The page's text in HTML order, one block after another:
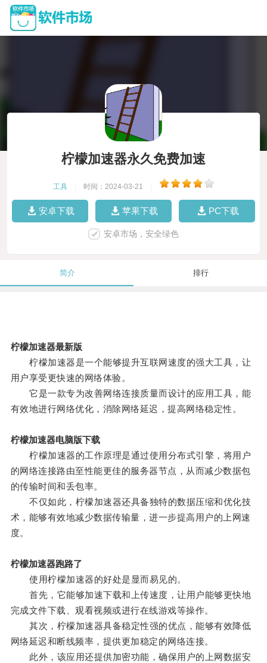
柠檬加速器永久免费加速
工具 时间：2024-03-21
安卓下载 苹果下载 PC下载
安卓市场，安全绿色
简介 排行
柠檬加速器最新版
柠檬加速器是一个能够提升互联网速度的强大工具，让
用户享受更快速的网络体验。
它是一款专为改善网络连接质量而设计的应用工具，能
有效地进行网络优化，消除网络延迟，提高网络稳定性。
柠檬加速器电脑版下载
柠檬加速器的工作原理是通过使用分布式引擎，将用户
的网络连接路由至性能更佳的服务器节点，从而减少数据包
的传输时间和丢包率。
不仅如此，柠檬加速器还具备独特的数据压缩和优化技
术，能够有效地减少数据传输量，进一步提高用户的上网速
度。
柠檬加速器跑路了
使用柠檬加速器的好处是显而易见的。
首先，它能够加速下载和上传速度，让用户能够更快地
完成文件下载、观看视频或进行在线游戏等操作。
其次，柠檬加速器具备稳定性强的优点，能够有效降低
网络延迟和断线频率，提供更加稳定的网络连接。
此外，该应用还提供加密功能，确保用户的上网数据安